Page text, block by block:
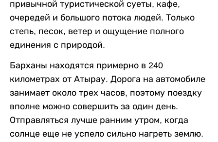
привычной туристической суеты, кафе,
очередей и большого потока людей. Только
степь, песок, ветер и ощущение полного
единения с природой.
Барханы находятся примерно в 240
километрах от Атырау. Дорога на автомобиле
занимает около трех часов, поэтому поездку
вполне можно совершить за один день.
Отправляться лучше ранним утром, когда
солнце еще не успело сильно нагреть землю.